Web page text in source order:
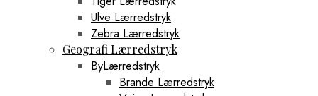
Ulve Lærredstryk
Zebra Lærredstryk
Geografi Lærredstryk
ByLærredstryk
Brande Lærredstryk